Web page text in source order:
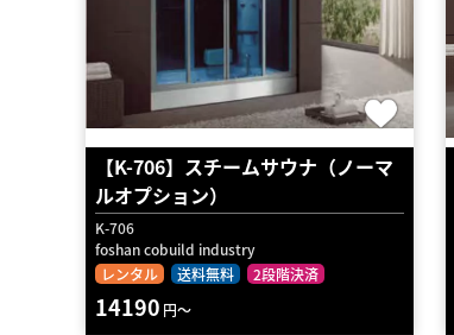
【K-706】スチームサウナ（ノーマ
ルオプション）
K-706
foshan cobuild industry
レンタル
送料無料 2段階決済
14190 円～